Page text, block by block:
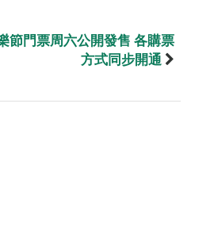
節門票周六公開發售 各購票
方式同步開通